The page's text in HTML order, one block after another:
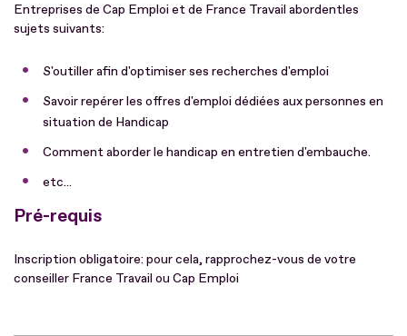
Entreprises de Cap Emploi et de France Travail abordentles
sujets suivants:
S'outiller afin d'optimiser ses recherches d'emploi
Savoir repérer les offres d'emploi dédiées aux personnes en
situation de Handicap
Comment aborder le handicap en entretien d'embauche.
etc...
Pré-requis
Inscription obligatoire: pour cela, rapprochez-vous de votre
conseiller France Travail ou Cap Emploi